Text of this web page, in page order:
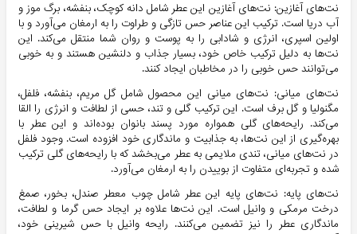
نت‌های آغازین: نت‌های آغازین این عطر شامل دانه کوچک، بنفشه، برگ موز و
آب دریا است. ترکیب این عناصر حس تازگی و طراوت را به ارمغان می‌آورد و با
اولین اسپری، انرژی و شادابی را به پوست و روان شما منتقل می‌کند. این
نت‌ها به دلیل ترکیب خاص خود، بسیار جذاب و دلنشین هستند و به خوبی
می‌توانند حس خوبی را در مخاطبان ایجاد کنند.
نت‌های میانی: نت‌های میانی این محصول شامل گل مریم، بنفشه، فلفل،
مگنولیا و گل برف است. این ترکیب گلی و تند، حسی از لطافت و انرژی را القا
می‌کند. رایحه‌های گلی همواره مورد پسند بانوان بوده‌اند و این عطر با
بهره‌گیری از این نت‌ها، به جذابیت و ماندگاری خود افزوده است. وجود فلفل
در نت‌های میانی، تندی ملایمی به عطر می‌بخشد که با رایحه‌های گلی ترکیب
شده و تجربه‌ای متفاوت از بوییدن را به ارمغان می‌آورد.
نت‌های پایه: نت‌های پایه این عطر شامل چوب معطر صندل، بخور، صمغ
درخت مرمکی و وانیل است. این نت‌ها علاوه بر ایجاد حس گرما و لطافت،
ماندگاری عطر را نیز تضمین می‌کنند. رایحه وانیل با حس شیرینی خود،